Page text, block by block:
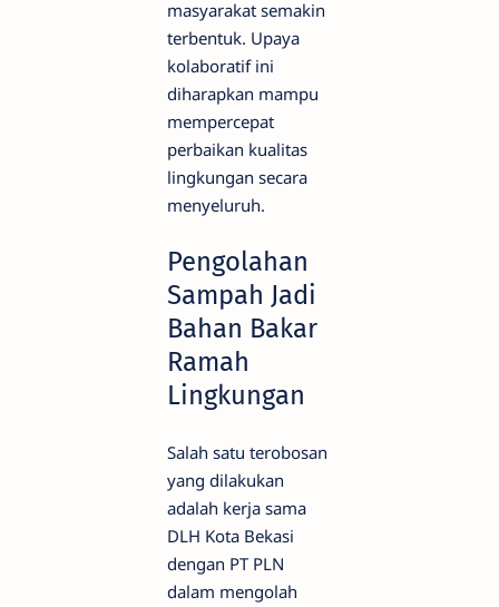
masyarakat semakin
terbentuk. Upaya
kolaboratif ini
diharapkan mampu
mempercepat
perbaikan kualitas
lingkungan secara
menyeluruh.
Pengolahan
Sampah Jadi
Bahan Bakar
Ramah
Lingkungan
Salah satu terobosan
yang dilakukan
adalah kerja sama
DLH Kota Bekasi
dengan PT PLN
dalam mengolah